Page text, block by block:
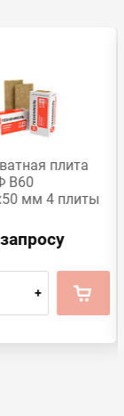
плита
В60
мм 4 плиты
+